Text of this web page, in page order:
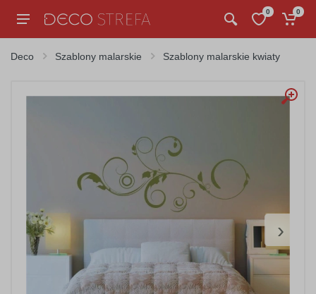
0 0
Deco Szablony malarskie Szablony malarskie kwiaty
›